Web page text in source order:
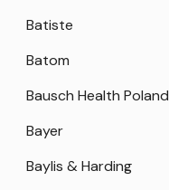
Batiste
Batom
Bausch Health Poland
Bayer
Baylis & Harding